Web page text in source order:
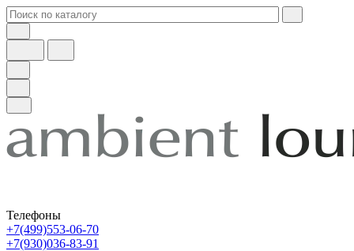
Телефоны
+7(499)553-06-70
+7(930)036-83-91